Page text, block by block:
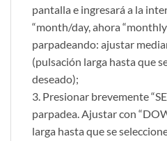
pantalla e ingresará a la
“month/day, ahora
parpadeando: ajustar
(pulsación larga hasta que
deseado);
3. Presionar brevemente
parpadea. Ajustar con
larga hasta que se